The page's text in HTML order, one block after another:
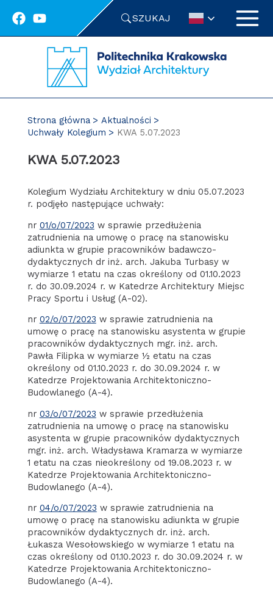
SZUKAJ
Strona główna
Aktualności
Uchwały Kolegium
KWA 5.07.2023
KWA 5.07.2023
Kolegium Wydziału Architektury w dniu 05.07.2023
r. podjęło następujące uchwały:
nr 01/o/07/2023 w sprawie przedłużenia
zatrudnienia na umowę o pracę na stanowisku
adiunkta w grupie pracowników badawczo-
dydaktycznych dr inż. arch. Jakuba Turbasy w
wymiarze 1 etatu na czas określony od 01.10.2023
r. do 30.09.2024 r. w Katedrze Architektury Miejsc
Pracy Sportu i Usług (A-02).
nr 02/o/07/2023 w sprawie zatrudnienia na
umowę o pracę na stanowisku asystenta w grupie
pracowników dydaktycznych mgr. inż. arch.
Pawła Filipka w wymiarze ½ etatu na czas
określony od 01.10.2023 r. do 30.09.2024 r. w
Katedrze Projektowania Architektoniczno-
Budowlanego (A-4).
nr 03/o/07/2023 w sprawie przedłużenia
zatrudnienia na umowę o pracę na stanowisku
asystenta w grupie pracowników dydaktycznych
mgr. inż. arch. Władysława Kramarza w wymiarze
1 etatu na czas nieokreślony od 19.08.2023 r. w
Katedrze Projektowania Architektoniczno-
Budowlanego (A-4).
nr 04/o/07/2023 w sprawie zatrudnienia na
umowę o pracę na stanowisku adiunkta w grupie
pracowników dydaktycznych dr. inż. arch.
Łukasza Wesołowskiego w wymiarze 1 etatu na
czas określony od 01.10.2023 r. do 30.09.2024 r. w
Katedrze Projektowania Architektoniczno-
Budowlanego (A-4).